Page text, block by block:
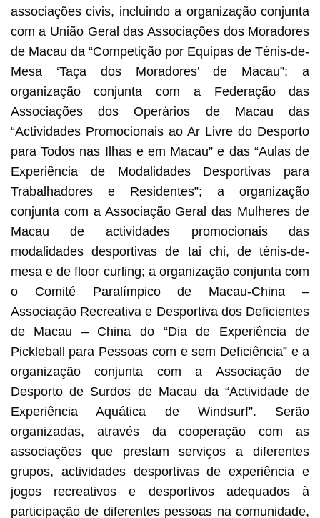
associações civis, incluindo a organização conjunta
com a União Geral das Associações dos Moradores
de Macau da “Competição por Equipas de Ténis-de-
Mesa ‘Taça dos Moradores’ de Macau”; a
organização conjunta com a Federação das
Associações dos Operários de Macau das
“Actividades Promocionais ao Ar Livre do Desporto
para Todos nas Ilhas e em Macau” e das “Aulas de
Experiência de Modalidades Desportivas para
Trabalhadores e Residentes”; a organização
conjunta com a Associação Geral das Mulheres de
Macau de actividades promocionais das
modalidades desportivas de tai chi, de ténis-de-
mesa e de floor curling; a organização conjunta com
o Comité Paralímpico de Macau-China –
Associação Recreativa e Desportiva dos Deficientes
de Macau – China do “Dia de Experiência de
Pickleball para Pessoas com e sem Deficiência” e a
organização conjunta com a Associação de
Desporto de Surdos de Macau da “Actividade de
Experiência Aquática de Windsurf”. Serão
organizadas, através da cooperação com as
associações que prestam serviços a diferentes
grupos, actividades desportivas de experiência e
jogos recreativos e desportivos adequados à
participação de diferentes pessoas na comunidade,